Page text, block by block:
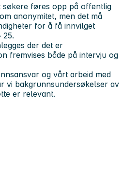
søkere føres opp på offentlig
anonymitet, men det må
for å få innvilget
25.
der det er
fremvises både på intervju og
og vårt arbeid med
vi bakgrunnsundersøkelser av
er relevant.